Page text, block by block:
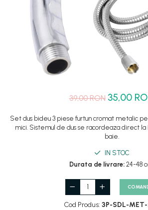
Set dus complet echipat
Suport prindere para dus
Baterie salon
Baterii bideu
Baterii cada-Coloana dus
Coloana / panou dus
Dus baie complet
39,00 RON 35,00
Set dus bideu 3 piese furtun cromat metalic
mici. Sistemul de dus se racordeaza direct la
baie.
IN STOC
Durata de livrare:24-48
Cod Produs: 3P-SDL-